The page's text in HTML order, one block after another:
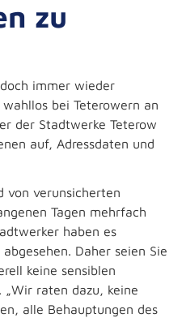
zu
immer wieder
bei Teterowern an
der Stadtwerke Teterow
auf, Adressdaten und
von verunsicherten
Tagen mehrfach
haben es
Daher seien Sie
keine sensiblen
„Wir raten dazu, keine
alle Behauptungen des